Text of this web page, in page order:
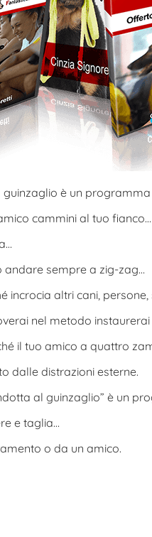
è un
cammini al tuo fianco…
sempre a zig-zag…
incrocia altri cani,
nel metodo
il tuo amico a quattro
dalle distrazioni esterne.
al guinzaglio” è un
e taglia…
o da un amico.